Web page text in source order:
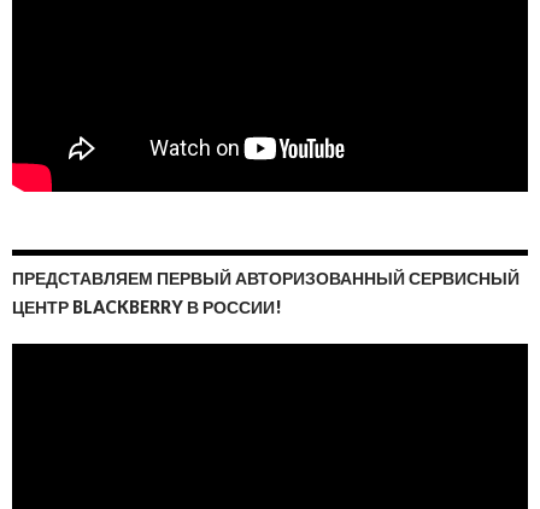
ПРЕДСТАВЛЯЕМ ПЕРВЫЙ АВТОРИЗОВАННЫЙ СЕРВИСНЫЙ
ЦЕНТР BLACKBERRY В РОССИИ!